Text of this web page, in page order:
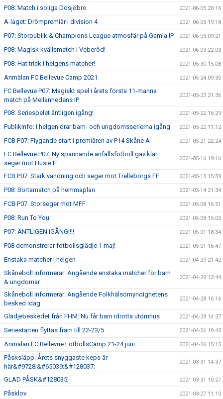
P08: Match i soliga Dösjöbro 2021-06-05 20:16
A-laget: Drömpremiär i division 4 2021-06-05 19:18
P07: Storpublik & Champions League atmosfär på Gamla IP 2021-06-05 09:21
P08: Magisk kvällsmatch i Veberöd! 2021-06-03 22:03
P08: Hat trick i helgens matcher! 2021-05-30 15:08
Anmälan FC Bellevue Camp 2021 2021-05-24 09:30
FC Bellevue P07: Magiskt spel i årets första 11-manna
match på Mellanhedens IP
2021-05-23 21:36
P08: Seriespelet äntligen igång! 2021-05-22 16:29
Publikinfo: I helgen drar barn- och ungdomsserierna igång 2021-05-22 11:12
FCB P07: Flygande start i premiären av P14 Skåne A 2021-05-21 22:24
FC Bellevue P07: Ny spännande anfallsfotboll gav klar
seger mot Husie IF
2021-05-16 19:16
FCB P07: Stark vändning och seger mot Trelleborgs FF 2021-05-15 15:59
P08: Bortamatch på hemmaplan 2021-05-14 21:34
FCB P07: Storseger mot MFF 2021-05-08 16:51
P08: Run To You 2021-05-08 15:05
P07: ÄNTLIGEN IGÅNG!!!! 2021-05-01 18:34
P08 demonstrerar fotbollsglädje 1 maj! 2021-05-01 16:47
Enstaka matcher i helgen 2021-04-29 21:42
Skåneboll informerar: Angående enstaka matcher för barn
& ungdomar
2021-04-29 12:44
Skåneboll informerar: Angående Folkhälsomyndighetens
besked idag
2021-04-28 16:16
Glädjebeskedet från FHM: Nu får barn idrotta utomhus 2021-04-28 14:37
Seriestarten flyttas fram till 22-23/5 2021-04-26 19:45
Anmälan FC Bellevue FotbollsCamp 21-24 juni 2021-04-26 15:15
Påsksläpp: Årets snyggaste keps är
här&#9728;&#65039;&#128037;
2021-03-31 14:37
GLAD PÅSK&#128035; 2021-03-31 10:27
Påsklov 2021-03-27 11:10